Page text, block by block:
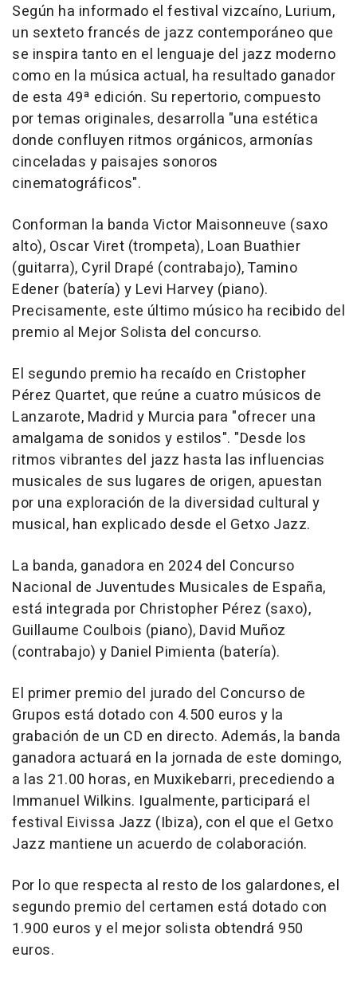
Según ha informado el festival vizcaíno, Lurium,
un sexteto francés de jazz contemporáneo que
se inspira tanto en el lenguaje del jazz moderno
como en la música actual, ha resultado ganador
de esta 49ª edición. Su repertorio, compuesto
por temas originales, desarrolla "una estética
donde confluyen ritmos orgánicos, armonías
cinceladas y paisajes sonoros
cinematográficos".
Conforman la banda Victor Maisonneuve (saxo
alto), Oscar Viret (trompeta), Loan Buathier
(guitarra), Cyril Drapé (contrabajo), Tamino
Edener (batería) y Levi Harvey (piano).
Precisamente, este último músico ha recibido del
premio al Mejor Solista del concurso.
El segundo premio ha recaído en Cristopher
Pérez Quartet, que reúne a cuatro músicos de
Lanzarote, Madrid y Murcia para "ofrecer una
amalgama de sonidos y estilos". "Desde los
ritmos vibrantes del jazz hasta las influencias
musicales de sus lugares de origen, apuestan
por una exploración de la diversidad cultural y
musical, han explicado desde el Getxo Jazz.
La banda, ganadora en 2024 del Concurso
Nacional de Juventudes Musicales de España,
está integrada por Christopher Pérez (saxo),
Guillaume Coulbois (piano), David Muñoz
(contrabajo) y Daniel Pimienta (batería).
El primer premio del jurado del Concurso de
Grupos está dotado con 4.500 euros y la
grabación de un CD en directo. Además, la banda
ganadora actuará en la jornada de este domingo,
a las 21.00 horas, en Muxikebarri, precediendo a
Immanuel Wilkins. Igualmente, participará el
festival Eivissa Jazz (Ibiza), con el que el Getxo
Jazz mantiene un acuerdo de colaboración.
Por lo que respecta al resto de los galardones, el
segundo premio del certamen está dotado con
1.900 euros y el mejor solista obtendrá 950
euros.